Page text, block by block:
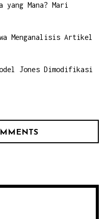
yang Mana? Mari
Menganalisis Artikel
Jones Dimodifikasi